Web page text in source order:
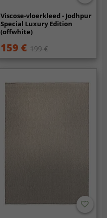
Viscose-vloerkleed - Jodhpur
Special Luxury Edition
(offwhite)
159 € 199 €